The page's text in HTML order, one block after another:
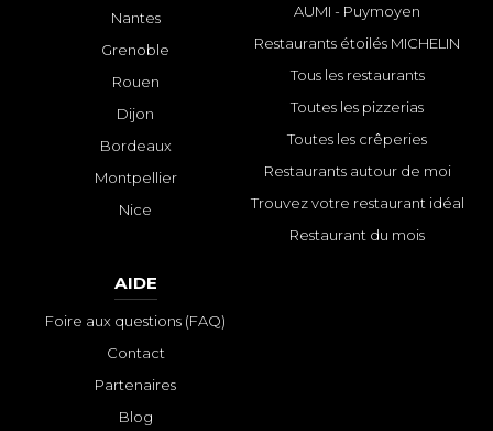
Nantes
Grenoble
Rouen
Dijon
Bordeaux
Montpellier
Nice
AUMI - Puymoyen
Restaurants étoilés MICHELIN
Tous les restaurants
Toutes les pizzerias
Toutes les crêperies
Restaurants autour de moi
Trouvez votre restaurant idéal
Restaurant du mois
AIDE
Foire aux questions (FAQ)
Contact
Partenaires
Blog